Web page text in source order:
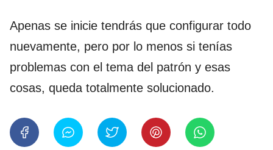
Apenas se inicie tendrás que configurar todo
nuevamente, pero por lo menos si tenías
problemas con el tema del patrón y esas
cosas, queda totalmente solucionado.